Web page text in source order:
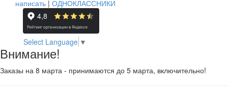
написать | ОДНОКЛАССНИКИ
Select Language ▼
Внимание!
Заказы на 8 марта - принимаются до 5 марта, включительно!